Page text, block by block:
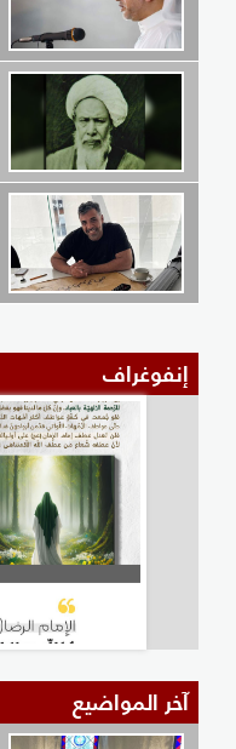
إنفوغراف
آخر المواضيع